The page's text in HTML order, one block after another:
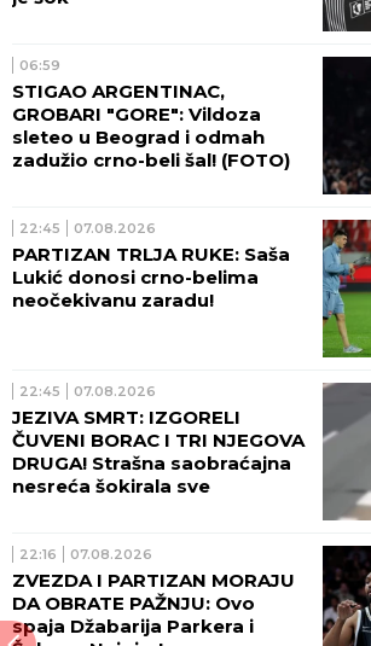
06:59
STIGAO ARGENTINAC,
GROBARI "GORE": Vildoza
sleteo u Beograd i odmah
zadužio crno-beli šal! (FOTO)
22:45 07.08.2026
PARTIZAN TRLJA RUKE: Saša
Lukić donosi crno-belima
neočekivanu zaradu!
22:45 07.08.2026
JEZIVA SMRT: IZGORELI
ČUVENI BORAC I TRI NJEGOVA
DRUGA! Strašna saobraćajna
nesreća šokirala sve
22:16 07.08.2026
ZVEZDA I PARTIZAN MORAJU
DA OBRATE PAŽNJU: Ovo
spaja Džabarija Parkera i